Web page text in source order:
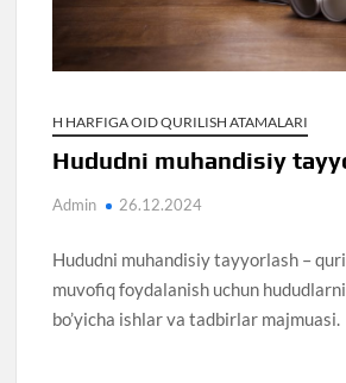
H HARFIGA OID QURILISH ATAMALARI
Hududni muhandisiy
Admin 26.12.2024
Hududni muhandisiy tayyorlash –
muvofiq foydalanish uchun
bo’yicha ishlar va tadbirlar majmuasi.